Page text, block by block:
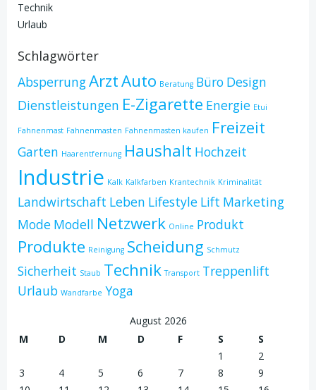
Technik
Urlaub
Schlagwörter
AbsperrungArztAuto Beratung Büro Design
Dienstleistungen E-Zigarette Energie Etui
Fahnenmast Fahnenmasten Fahnenmasten kaufen Freizeit
Garten Haarentfernung Haushalt Hochzeit
Industrie Kalk Kalkfarben Krantechnik Kriminalität
Landwirtschaft Leben Lifestyle Lift Marketing
Mode Modell Netzwerk Online Produkt
Produkte Reinigung Scheidung Schmutz
Sicherheit Staub Technik Transport Treppenlift
Urlaub Wandfarbe Yoga
August 2026
M
D M D F S
S
1
2
3
4 5 6 7 8
9